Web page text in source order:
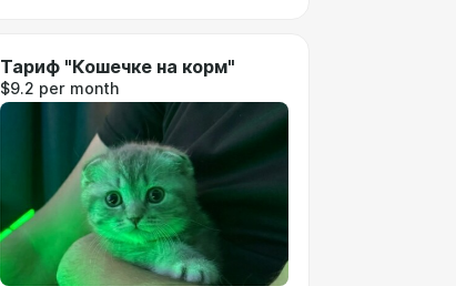
Тариф "Кошечке на корм"
$9.2 per month